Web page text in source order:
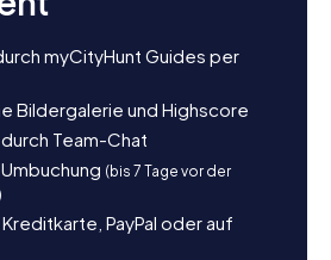
myCityHunt Guides per
Bildergalerie und Highscore
Team-Chat
(bis 7 Tage vor der
PayPal oder auf